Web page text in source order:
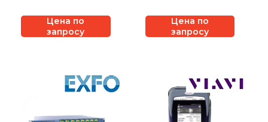
Цена по
запросу
Цена по
запросу